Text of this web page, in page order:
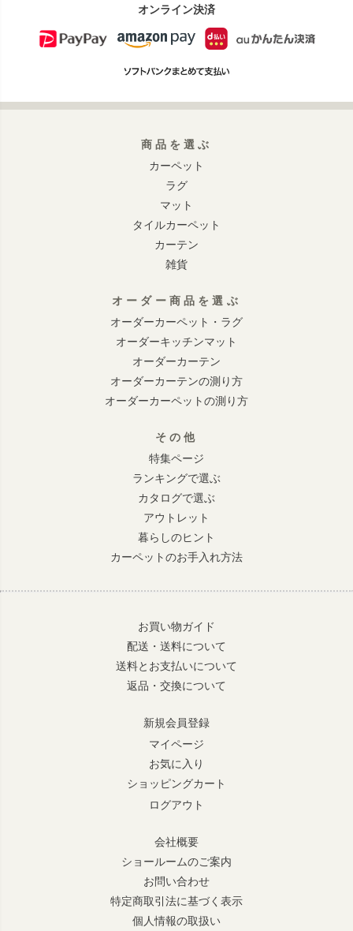
オンライン決済
商品を選ぶ
カーペット
ラグ
マット
タイルカーペット
カーテン
雑貨
オーダー商品を選ぶ
オーダーカーペット・ラグ
オーダーキッチンマット
オーダーカーテン
オーダーカーテンの測り方
オーダーカーペットの測り方
その他
特集ページ
ランキングで選ぶ
カタログで選ぶ
アウトレット
暮らしのヒント
カーペットのお手入れ方法
お買い物ガイド
配送・送料について
送料とお支払いについて
返品・交換について
新規会員登録
マイページ
お気に入り
ショッピングカート
ログアウト
会社概要
ショールームのご案内
お問い合わせ
特定商取引法に基づく表示
個人情報の取扱い